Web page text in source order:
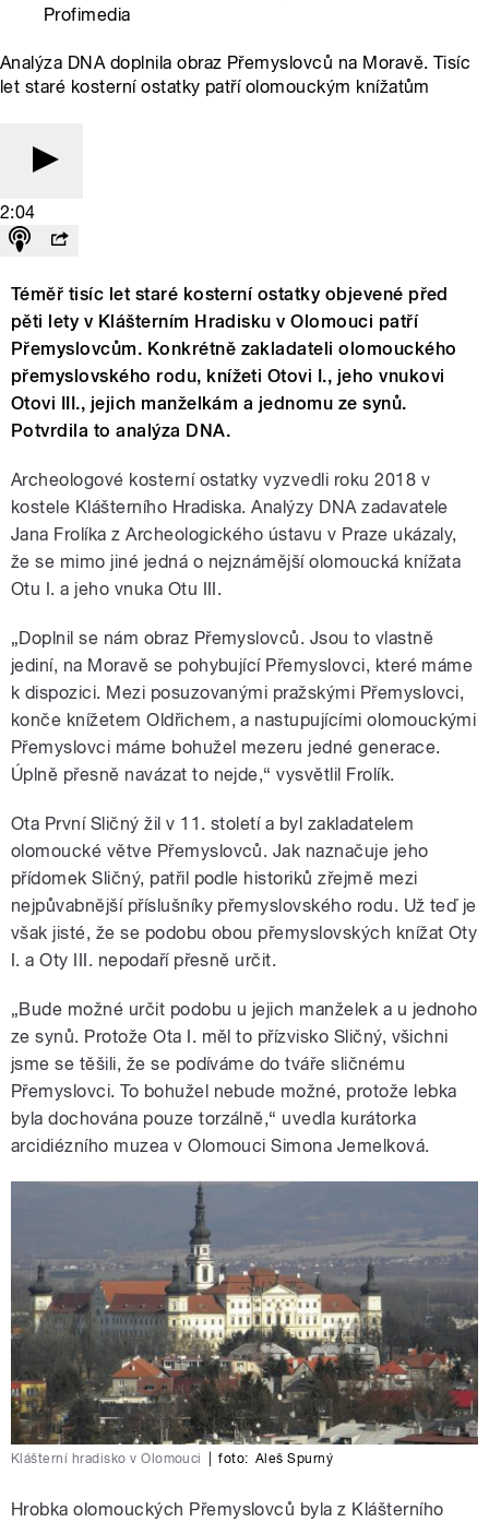
Profimedia
Analýza DNA doplnila obraz Přemyslovců na Moravě. Tisíc
let staré kosterní ostatky patří olomouckým knížatům
2:04
Téměř tisíc let staré kosterní ostatky objevené před
pěti lety v Klášterním Hradisku v Olomouci patří
Přemyslovcům. Konkrétně zakladateli olomouckého
přemyslovského rodu, knížeti Otovi I., jeho vnukovi
Otovi III., jejich manželkám a jednomu ze synů.
Potvrdila to analýza DNA.
Archeologové kosterní ostatky vyzvedli roku 2018 v
kostele Klášterního Hradiska. Analýzy DNA zadavatele
Jana Frolíka z Archeologického ústavu v Praze ukázaly,
že se mimo jiné jedná o nejznámější olomoucká knížata
Otu I. a jeho vnuka Otu III.
„Doplnil se nám obraz Přemyslovců. Jsou to vlastně
jediní, na Moravě se pohybující Přemyslovci, které máme
k dispozici. Mezi posuzovanými pražskými Přemyslovci,
konče knížetem Oldřichem, a nastupujícími olomouckými
Přemyslovci máme bohužel mezeru jedné generace.
Úplně přesně navázat to nejde,“ vysvětlil Frolík.
Ota První Sličný žil v 11. století a byl zakladatelem
olomoucké větve Přemyslovců. Jak naznačuje jeho
přídomek Sličný, patřil podle historiků zřejmě mezi
nejpůvabnější příslušníky přemyslovského rodu. Už teď je
však jisté, že se podobu obou přemyslovských knížat Oty
I. a Oty III. nepodaří přesně určit.
„Bude možné určit podobu u jejich manželek a u jednoho
ze synů. Protože Ota I. měl to přízvisko Sličný, všichni
jsme se těšili, že se podíváme do tváře sličnému
Přemyslovci. To bohužel nebude možné, protože lebka
byla dochována pouze torzálně,“ uvedla kurátorka
arcidiézního muzea v Olomouci Simona Jemelková.
Klášterní hradisko v Olomouci foto: Aleš Spurný
Hrobka olomouckých Přemyslovců byla z Klášterního